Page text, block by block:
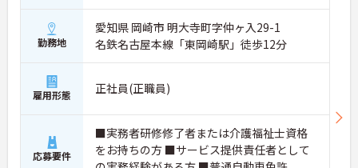
ることができます
・訪問診療医と24時間連携し、チームで看取りに取
り組む体制が整っているため、「看取りのプロ」と
して他施設では得られない経験を積むことができま
す
【頑張りがしっかり給与・評価に反映される職場で
・処遇改善手当78,000円、賞与は年2回＋処遇改善
一時金も別途支給されています。
・入社半年でリーダーを任されたスタッフの実績が
勤務地
愛知県 岡崎市 明大寺町字仲ヶ入29-1
名鉄名古屋本線「東岡崎駅」徒歩12分
雇用形態 正社員(正職員)
応募要件
■実務者研修修了者または介護福祉士資格
をお持ちの方 ■サービス提供責任者として